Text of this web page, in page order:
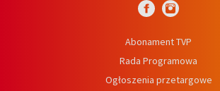
Abonament TVP
Rada Programowa
Ogłoszenia przetargowe